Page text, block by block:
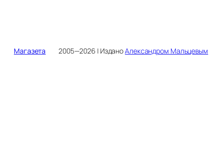
Магазета 2005—2026 | ИзданоАлександром Мальцевым